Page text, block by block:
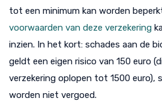
tot een minimum kan worden
voorwaarden van deze verzekering
inzien. In het kort: schades aan de
geldt een eigen risico van 150 euro
verzekering oplopen tot 1500 euro),
worden niet vergoed.